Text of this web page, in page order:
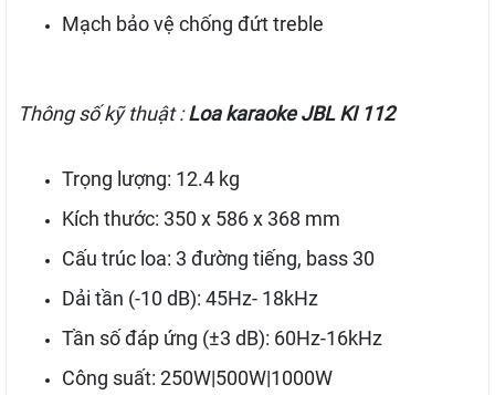
Mạch bảo vệ chống đứt treble
Thông số kỹ thuật :Loa karaoke JBL KI 112
Trọng lượng: 12.4 kg
Kích thước: 350 x 586 x 368 mm
Cấu trúc loa: 3 đường tiếng, bass 30
Dải tần (-10 dB): 45Hz- 18kHz
Tần số đáp ứng (±3 dB): 60Hz-16kHz
Công suất: 250W|500W|1000W